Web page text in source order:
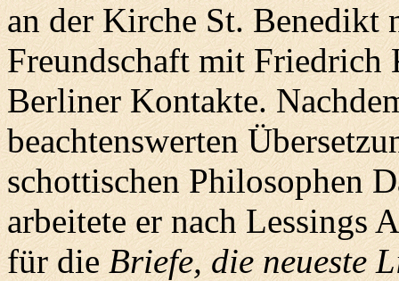
an der Kirche St. Benedikt
Freundschaft mit Friedrich
Berliner Kontakte.
beachtenswerten
schottischen Philosophen
arbeitete er nach Lessings
für dieBriefe, die neueste